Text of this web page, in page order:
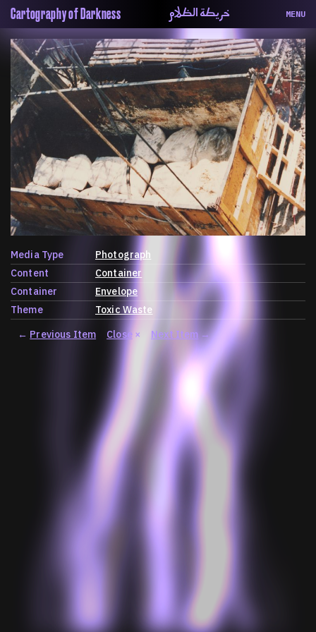
Cartography of Darkness خريطة الظلام MENU
About
ماهيتنا
Map
الخريطة
Periodical
السلسة
Repository
الحاوية
Contributors
المساهمين
Colophon
التختيم
Media Type
Photograph
Content
Container
Container
Envelope
Theme
Toxic Waste
← Previous Item Close × Next Item →